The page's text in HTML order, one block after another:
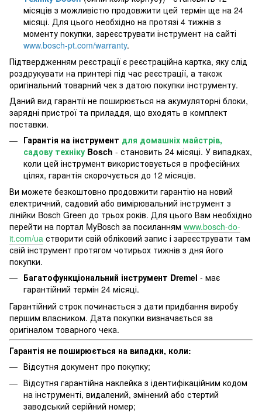
місяців з можливістю продовжити цей термін ще на 24
місяці. Для цього необхідно на протязі 4 тижнів з
моменту покупки, зареєструвати інструмент на сайті
www.bosch-pt.com/warranty.
Підтвердженням реєстрації є реєстраційна картка, яку слід
роздрукувати на принтері під час реєстрації, а також
оригінальний товарний чек з датою покупки інструменту.
Даний вид гарантії не поширюється на акумуляторні блоки,
зарядні пристрої та приладдя, що входять в комплект
поставки.
Гарантія на інструмент для домашніх майстрів,
садову техніку Bosch - становить 24 місяці. У випадках,
коли цей інструмент використовується в професійних
цілях, гарантія скорочується до 12 місяців.
Ви можете безкоштовно продовжити гарантію на новий
електричний, садовий або вимірювальний інструмент з
лінійки Bosch Green до трьох років. Для цього Вам необхідно
перейти на портал MyBosch за посиланням www.bosch-do-
it.com/ua створити свій обліковий запис і зареєструвати там
свій інструмент протягом чотирьох тижнів з дня його
покупки.
Багатофункціональний інструмент Dremel - має
гарантійний термін 24 місяці.
Гарантійний строк починається з дати придбання виробу
першим власником. Дата покупки визначається за
оригіналом товарного чека.
Гарантія не поширюється на випадки, коли:
Відсутня документ про покупку;
Відсутня гарантійна наклейка з ідентифікаційним кодом
на інструменті, видалений, змінений або стертий
заводський серійний номер;